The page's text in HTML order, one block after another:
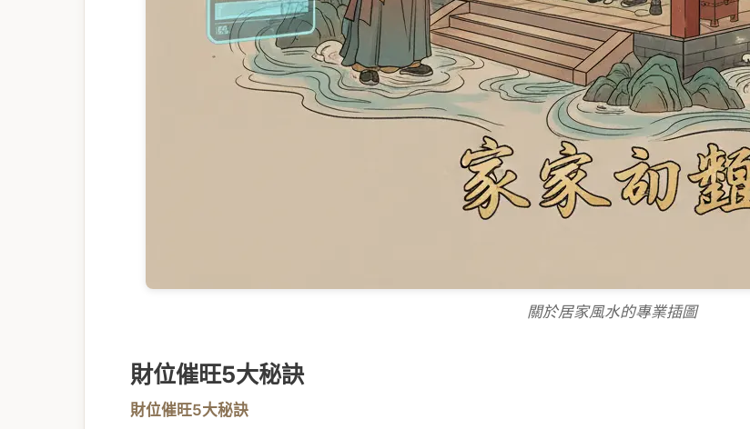
關於居家風水的專業插圖
財位催旺5大秘訣
財位催旺5大秘訣